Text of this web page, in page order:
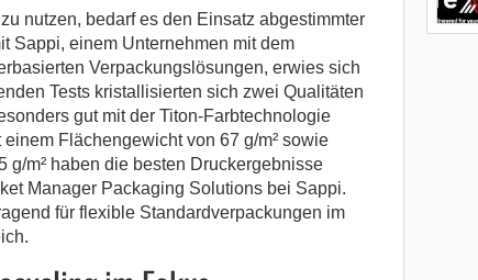
nutzen, bedarf es den Einsatz abgestimmter
Sappi, einem Unternehmen mit dem
Verpackungslösungen, erwies sich
Tests kristallisierten sich zwei Qualitäten
gut mit der Titon-Farbtechnologie
Flächengewicht von 67 g/m² sowie
g/m² haben die besten Druckergebnisse
Manager Packaging Solutions bei Sappi.
für flexible Standardverpackungen im